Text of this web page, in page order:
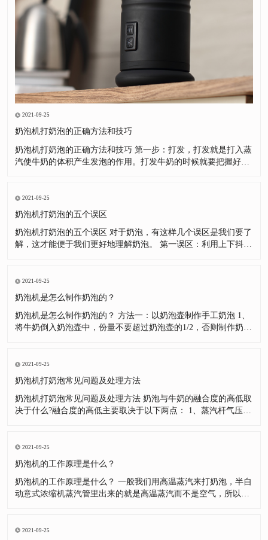
2021-09-25
奶泡机打奶泡的正确方法和技巧
奶泡机打奶泡的正确方法和技巧 第一步：打发，打发就是打入蒸
汽使牛奶的体积产生发泡的作用。打发牛奶的时候就要把握好蒸
成细小的泡沫，并让牛奶分子之间产生黏结的作用，使奶泡组织
变得更加绵密。
2021-09-25
奶泡机打奶泡的五个误区
奶泡机打奶泡的五个误区 对于奶泡，有这样几个误区是我们要了
解，这才能便于我们更好地理解奶泡。 第一误区：利用上下抖拉
有打好，而采用这种手段去弥补。长此以往，就产生了依赖，这
里我一定说一下
2021-09-25
奶泡机是怎么制作奶泡的？
奶泡机是怎么制作奶泡的？ 方法一：以奶泡壶制作手工奶泡 1、
将牛奶倒入奶泡壶中，份量不要超过奶泡壶的1/2，否则制作奶泡
盖子与滤网不可以直接加热。(如制作冰奶泡则将牛奶冷却至5度
2021-09-25
奶泡机打奶泡常见问题及处理方法
奶泡机打奶泡常见问题及处理方法 奶泡与牛奶的融合度的高低取
决于什么?融合度的高低主要取决于以下两点： 1、蒸汽杆气压的
出的奶泡越细腻，则单个奶泡中所含空气越少，密度高，浮力小;
打发
2021-09-25
奶泡机的工作原理是什么？
奶泡机的工作原理是什么？ 一般我们用高温蒸汽来打奶泡，半自
动意式浓缩机蒸汽管里出来的就是高温蒸汽而不是空气，所以奶
力。牛奶里的蛋白质会黏附在气泡表面，促使其更好的悬浮在牛
2021-09-25